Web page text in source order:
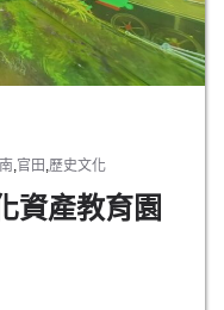
,官田 ,歷史文化
資產教育園